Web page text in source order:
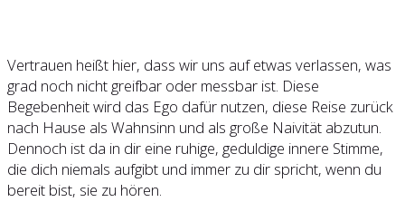
Vertrauen heißt hier, dass wir uns auf etwas verlassen, was
grad noch nicht greifbar oder messbar ist. Diese
Begebenheit wird das Ego dafür nutzen, diese Reise zurück
nach Hause als Wahnsinn und als große Naivität abzutun.
Dennoch ist da in dir eine ruhige, geduldige innere Stimme,
die dich niemals aufgibt und immer zu dir spricht, wenn du
bereit bist, sie zu hören.